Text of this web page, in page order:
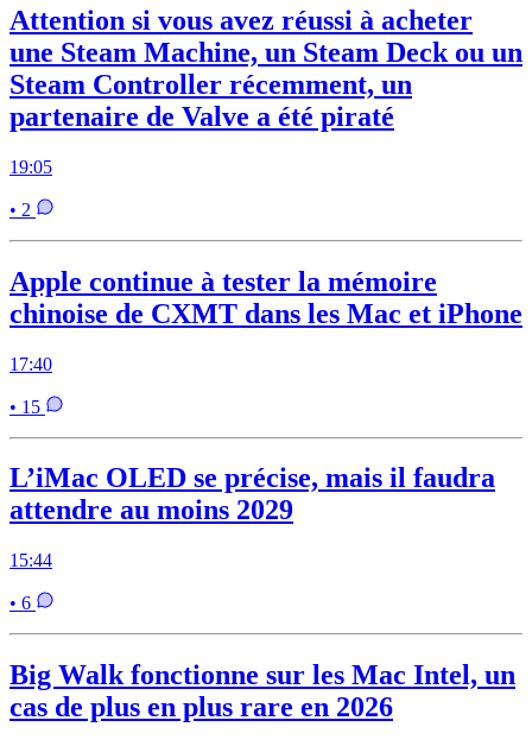
Attention si vous avez réussi à acheter
une Steam Machine, un Steam Deck ou un
Steam Controller récemment, un
partenaire de Valve a été piraté
19:05
• 2
Apple continue à tester la mémoire
chinoise de CXMT dans les Mac et iPhone
17:40
• 15
L’iMac OLED se précise, mais il faudra
attendre au moins 2029
15:44
• 6
Big Walk fonctionne sur les Mac Intel, un
cas de plus en plus rare en 2026